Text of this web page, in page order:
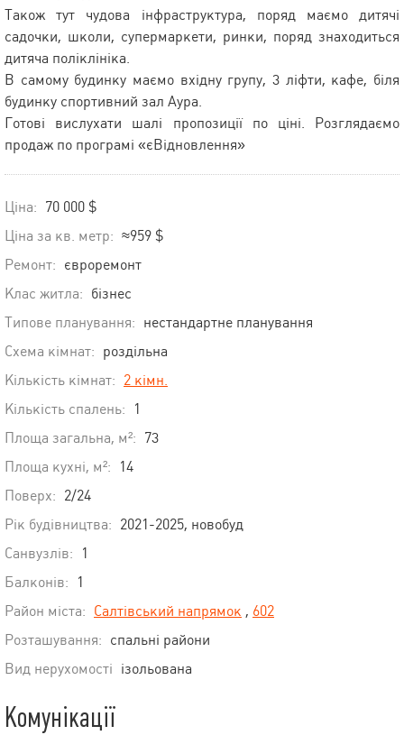
Також тут чудова інфраструктура, поряд маємо дитячі
садочки, школи, супермаркети, ринки, поряд знаходиться
дитяча поліклініка.
В самому будинку маємо вхідну групу, 3 ліфти, кафе, біля
будинку спортивний зал Аура.
Готові вислухати шалі пропозиції по ціні. Розглядаємо
продаж по програмі «єВідновлення»
Ціна: 70 000 $
Ціна за кв. метр: ≈959 $
Ремонт: євроремонт
Клас житла: бізнес
Типове планування: нестандартне планування
Схема кімнат: роздільна
Кількість кімнат: 2 кімн.
Кількість спалень:
1
Площа загальна, м²: 73
Площа кухні, м²:
14
Поверх: 2/24
Рік будівництва: 2021-2025, новобуд
Санвузлів:
1
Балконів:
1
Район міста: Салтівський напрямок , 602
Розташування: спальні райони
Вид нерухомості ізольована
Комунікації